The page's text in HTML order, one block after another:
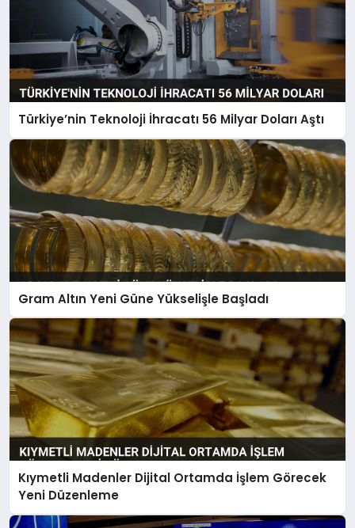
Türkiye’nin Teknoloji İhracatı 56 Milyar Doları Aştı
Gram Altın Yeni Güne Yükselişle Başladı
Kıymetli Madenler Dijital Ortamda İşlem Görecek
Yeni Düzenleme